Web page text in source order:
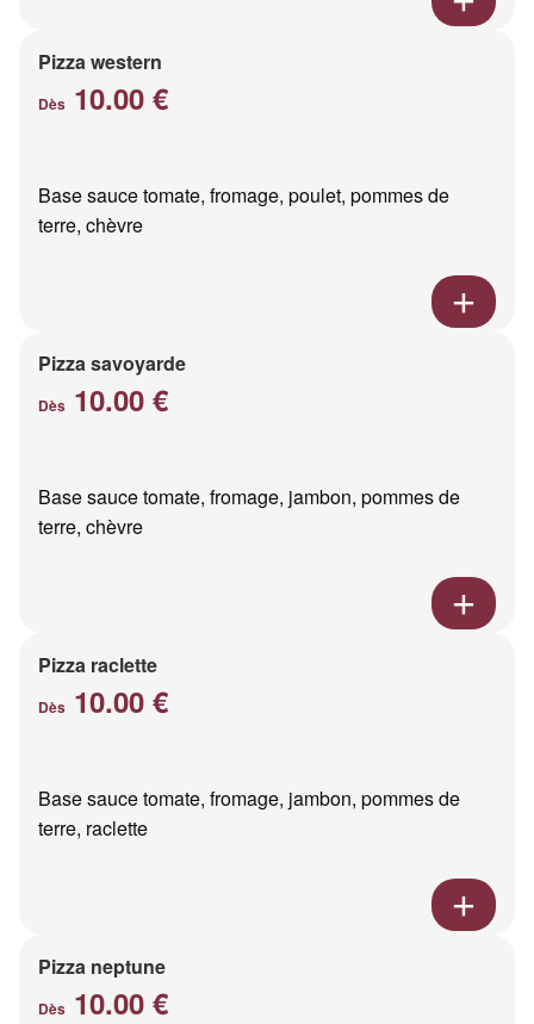
Pizza western
Dès 10.00 €
Base sauce tomate, fromage, poulet, pommes de
terre, chèvre
Pizza savoyarde
Dès 10.00 €
Base sauce tomate, fromage, jambon, pommes de
terre, chèvre
Pizza raclette
Dès 10.00 €
Base sauce tomate, fromage, jambon, pommes de
terre, raclette
Pizza neptune
Dès 10.00 €